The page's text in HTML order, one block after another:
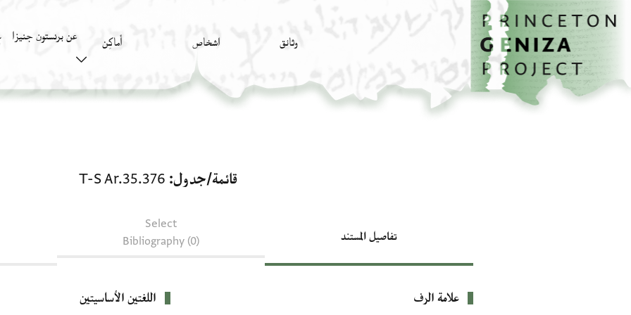
تخطي إلى المحتوى الرئيسي
الصفحة الرئيسية
وثائق اشخاص أَماكِن عن برنستون جنيزا
قائمة/جدول T-S Ar.35.376
تفاصيل المستند
Select
Bibliography (0)
بيانات التعريف
علامة الرف اللغتين الأساسيتين